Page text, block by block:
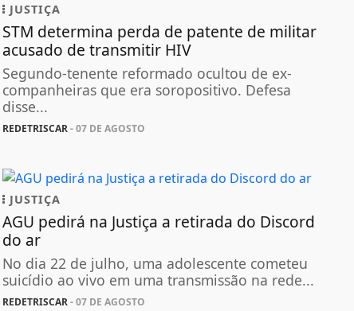
JUSTIÇA
STM determina perda de patente de militar
acusado de transmitir HIV
Segundo-tenente reformado ocultou de ex-
companheiras que era soropositivo. Defesa
disse...
REDETRISCAR- 07 DE AGOSTO
JUSTIÇA
AGU pedirá na Justiça a retirada do Discord
do ar
No dia 22 de julho, uma adolescente cometeu
suicídio ao vivo em uma transmissão na rede...
REDETRISCAR- 07 DE AGOSTO